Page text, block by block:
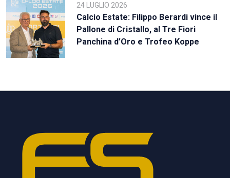
24 LUGLIO 2026
Calcio Estate: Filippo Berardi vince il
Pallone di Cristallo, al Tre Fiori
Panchina d’Oro e Trofeo Koppe